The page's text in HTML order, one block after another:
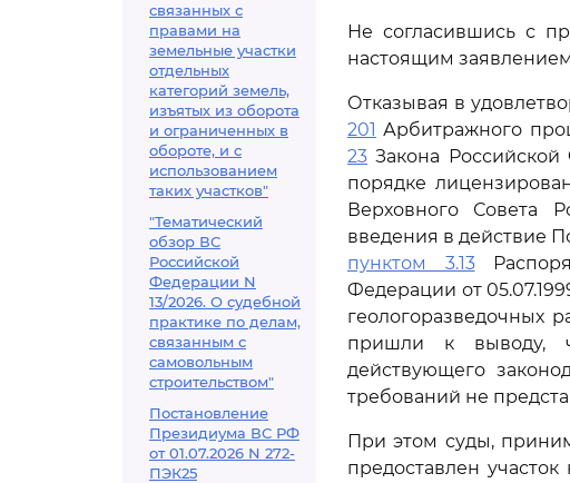
связанных с
правами на
земельные участки
отдельных
категорий земель,
изъятых из оборота
и ограниченных в
обороте, и с
использованием
таких участков"
"Тематический
обзор ВС
Российской
Федерации N
13/2026. О судебной
практике по делам,
связанным с
самовольным
строительством"
Постановление
Президиума ВС РФ
от 01.07.2026 N 272-
ПЭК25
Не согласившись с
настоящим
Отказывая в
201 Арбитражного
23 Закона Российской
порядке
Верховного Совета
введения в действие
пунктом 3.13
Федерации от
геологоразведочных
пришли к выводу,
действующего
требований не
При этом суды,
предоставлен